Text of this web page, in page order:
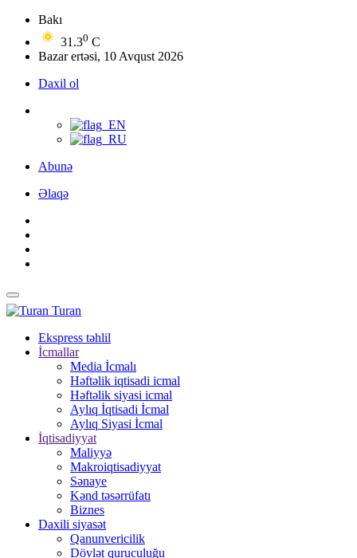
Bakı
31.30 C
Bazar ertəsi, 10 Avqust 2026
Daxil ol
Abunə
Əlaqə
Turan
Ekspress təhlil
İcmallar
Media İcmalı
Həftəlik iqtisadi icmal
Həftəlik siyasi icmal
Aylıq İqtisadi İcmal
Aylıq Siyasi İcmal
İqtisadiyyat
Maliyyə
Makroiqtisadiyyat
Sənaye
Kənd təsərrüfatı
Biznes
Daxili siyasət
Qanunvericilik
Dövlət quruculuğu